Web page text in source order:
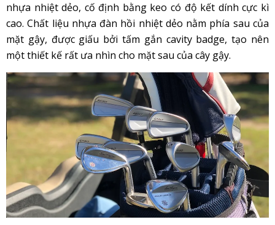
nhựa nhiệt dẻo, cố định bằng keo có độ kết dính cực kì
cao. Chất liệu nhựa đàn hồi nhiệt dẻo nằm phía sau của
mặt gậy, được giấu bởi tấm gắn cavity badge, tạo nên
một thiết kế rất ưa nhìn cho mặt sau của cây gậy.